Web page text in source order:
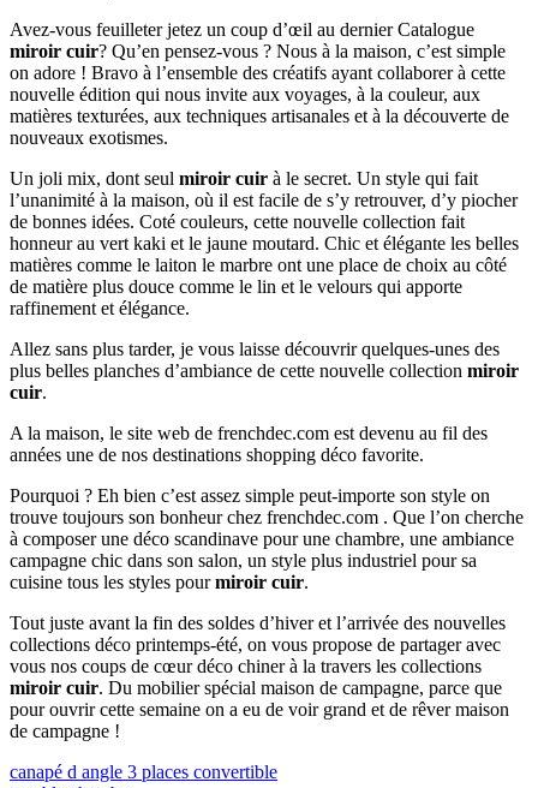
Avez-vous feuilleter jetez un coup d’œil au dernier Catalogue
miroir cuir? Qu’en pensez-vous ? Nous à la maison, c’est simple
on adore ! Bravo à l’ensemble des créatifs ayant collaborer à cette
nouvelle édition qui nous invite aux voyages, à la couleur, aux
matières texturées, aux techniques artisanales et à la découverte de
nouveaux exotismes.
Un joli mix, dont seul miroir cuir à le secret. Un style qui fait
l’unanimité à la maison, où il est facile de s’y retrouver, d’y piocher
de bonnes idées. Coté couleurs, cette nouvelle collection fait
honneur au vert kaki et le jaune moutard. Chic et élégante les belles
matières comme le laiton le marbre ont une place de choix au côté
de matière plus douce comme le lin et le velours qui apporte
raffinement et élégance.
Allez sans plus tarder, je vous laisse découvrir quelques-unes des
plus belles planches d’ambiance de cette nouvelle collection miroir
cuir.
A la maison, le site web de frenchdec.com est devenu au fil des
années une de nos destinations shopping déco favorite.
Pourquoi ? Eh bien c’est assez simple peut-importe son style on
trouve toujours son bonheur chez frenchdec.com . Que l’on cherche
à composer une déco scandinave pour une chambre, une ambiance
campagne chic dans son salon, un style plus industriel pour sa
cuisine tous les styles pourmiroir cuir.
Tout juste avant la fin des soldes d’hiver et l’arrivée des nouvelles
collections déco printemps-été, on vous propose de partager avec
vous nos coups de cœur déco chiner à la travers les collections
miroir cuir. Du mobilier spécial maison de campagne, parce que
pour ouvrir cette semaine on a eu de voir grand et de rêver maison
de campagne !
Navigation
Previous
canapé d angle 3 places convertible